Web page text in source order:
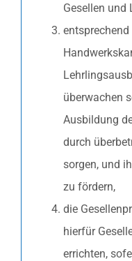
Gesellen und
überwachen
Ausbildung
durch
sorgen, und
zu fördern,
die
hierfür
errichten,